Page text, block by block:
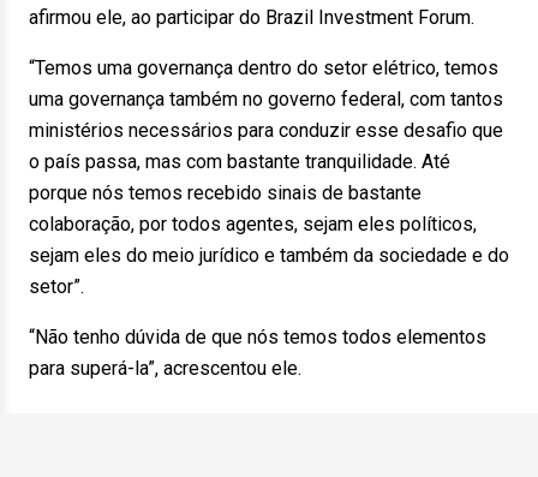
afirmou ele, ao participar do Brazil Investment Forum.
“Temos uma governança dentro do setor elétrico, temos
uma governança também no governo federal, com tantos
ministérios necessários para conduzir esse desafio que
o país passa, mas com bastante tranquilidade. Até
porque nós temos recebido sinais de bastante
colaboração, por todos agentes, sejam eles políticos,
sejam eles do meio jurídico e também da sociedade e do
setor”.
“Não tenho dúvida de que nós temos todos elementos
para superá-la”, acrescentou ele.